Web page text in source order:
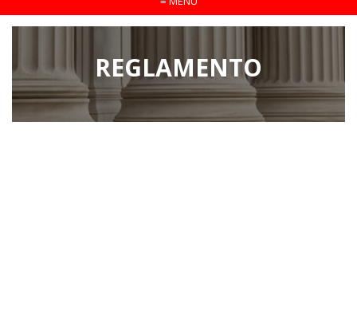
REGLAMENTO